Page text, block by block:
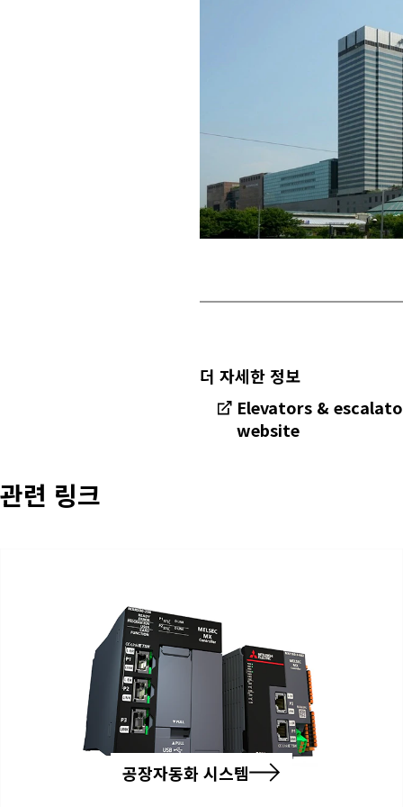
더 자세한 정보
Elevators &
website
관련 링크
공장자동화 시스템